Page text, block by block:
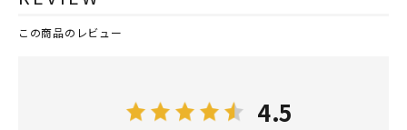
この商品のレビュー
4.5